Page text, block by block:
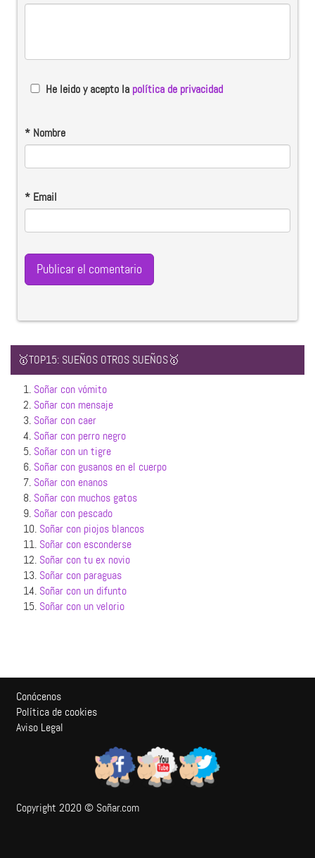
He leido y acepto la política de privacidad
* Nombre
* Email
🥇TOP15: SUEÑOS OTROS SUEÑOS🥇
1. Soñar con vómito
2. Soñar con mensaje
3. Soñar con caer
4. Soñar con perro negro
5. Soñar con un tigre
6. Soñar con gusanos en el cuerpo
7. Soñar con enanos
8. Soñar con muchos gatos
9. Soñar con pescado
10. Soñar con piojos blancos
11. Soñar con esconderse
12. Soñar con tu ex novio
13. Soñar con paraguas
14. Soñar con un difunto
15. Soñar con un velorio
Conócenos
Política de cookies
Aviso Legal
Copyright 2020 © Soñar.com